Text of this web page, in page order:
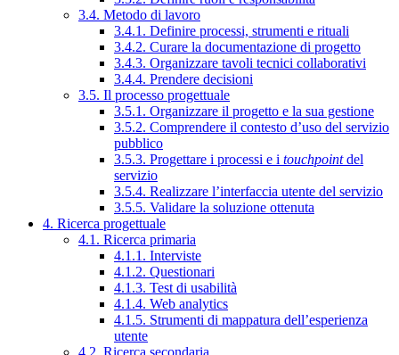
3.4. Metodo di lavoro
3.4.1. Definire processi, strumenti e rituali
3.4.2. Curare la documentazione di progetto
3.4.3. Organizzare tavoli tecnici collaborativi
3.4.4. Prendere decisioni
3.5. Il processo progettuale
3.5.1. Organizzare il progetto e la sua gestione
3.5.2. Comprendere il contesto d’uso del servizio
pubblico
3.5.3. Progettare i processi e i touchpointdel
servizio
3.5.4. Realizzare l’interfaccia utente del servizio
3.5.5. Validare la soluzione ottenuta
4. Ricerca progettuale
4.1. Ricerca primaria
4.1.1. Interviste
4.1.2. Questionari
4.1.3. Test di usabilità
4.1.4. Web analytics
4.1.5. Strumenti di mappatura dell’esperienza
utente
4.2. Ricerca secondaria